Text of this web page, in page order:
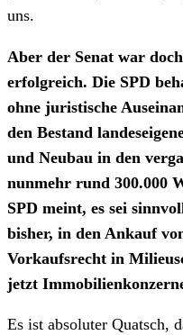
uns.
Aber der Senat war
erfolgreich. Die SPD
ohne juristische
den Bestand
und Neubau in den
nunmehr rund 300.000
SPD meint, es sei
bisher, in den Ankauf
Vorkaufsrecht in
jetzt
Es ist absoluter Quatsch,